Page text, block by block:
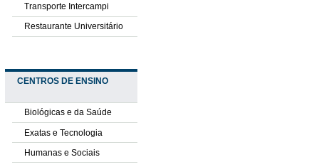
Transporte Intercampi
Restaurante Universitário
CENTROS DE ENSINO
Biológicas e da Saúde
Exatas e Tecnologia
Humanas e Sociais